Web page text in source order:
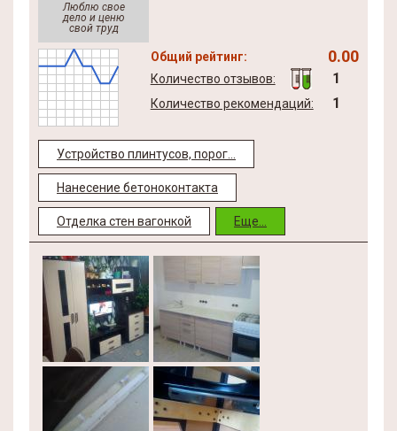
Люблю свое
дело и ценю
свой труд
Общий рейтинг: 0.00
Количество отзывов: 1
Количество рекомендаций: 1
Устройство плинтусов, порог...
Нанесение бетоноконтакта
Отделка стен вагонкой Еще...